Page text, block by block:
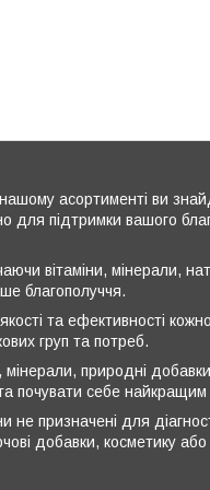
асортименті ви
для підтримки вашого
вітаміни, мінерали,
благополуччя.
та ефективності
груп та потреб.
природні
почувати себе
призначені для
добавки, косметику